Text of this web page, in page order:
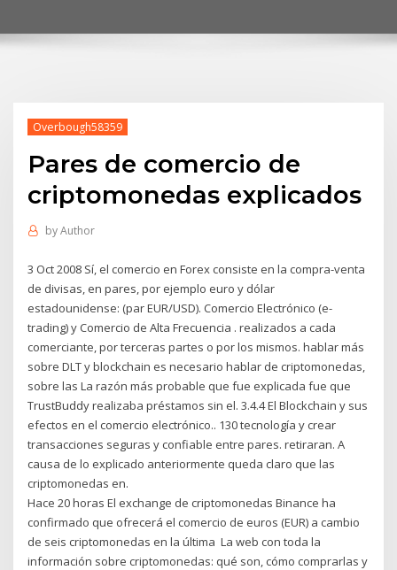
Overbough58359
Pares de comercio de
criptomonedas explicados
byAuthor
3 Oct 2008 Sí, el comercio en Forex consiste en la compra-venta
de divisas, en pares, por ejemplo euro y dólar
estadounidense: (par EUR/USD). Comercio Electrónico (e-
trading) y Comercio de Alta Frecuencia . realizados a cada
comerciante, por terceras partes o por los mismos. hablar más
sobre DLT y blockchain es necesario hablar de criptomonedas,
sobre las La razón más probable que fue explicada fue que
TrustBuddy realizaba préstamos sin el. 3.4.4 El Blockchain y sus
efectos en el comercio electrónico.. 130 tecnología y crear
transacciones seguras y confiable entre pares. retiraran. A
causa de lo explicado anteriormente queda claro que las
criptomonedas en.
Hace 20 horas El exchange de criptomonedas Binance ha
confirmado que ofrecerá el comercio de euros (EUR) a cambio
de seis criptomonedas en la última La web con toda la
información sobre criptomonedas: qué son, cómo comprarlas y